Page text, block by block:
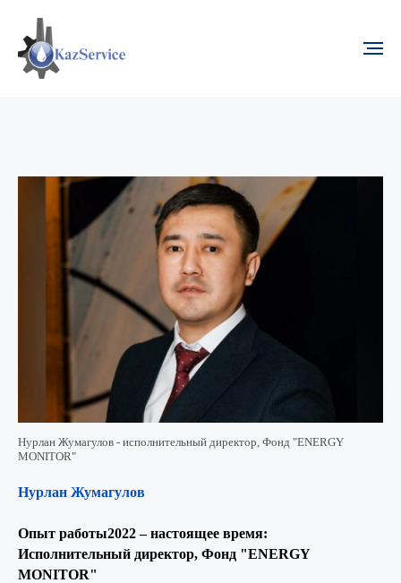
Нурлан Жумагулов - исполнительный директор, Фонд "ENERGY
MONITOR"
Нурлан Жумагулов
Опыт работы2022 – настоящее время:
Исполнительный директор, Фонд "ENERGY
MONITOR"